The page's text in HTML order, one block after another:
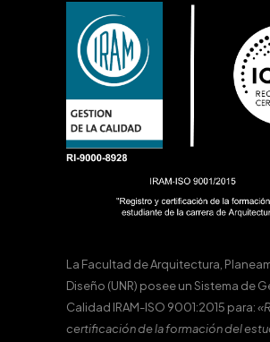
La Facultad de Arquitectura,
Diseño (UNR) posee un Sistema de
Calidad IRAM-ISO 9001:2015 para:
certificación de la formación del